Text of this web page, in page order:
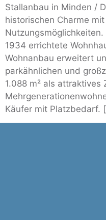
Stallanbau in Minden /
historischen Charme
1934 errichtete
Wohnanbau erweitert
parkähnlichen und
1.088 m² als attraktives
Käufer mit Platzbedarf.